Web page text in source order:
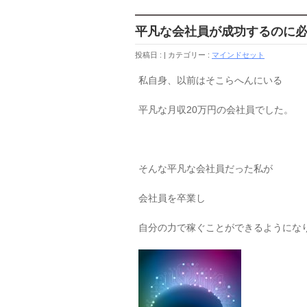
平凡な会社員が成功するのに
投稿日 : カテゴリー : マインドセット
私自身、以前はそこらへんにいる
平凡な月収20万円の会社員でした。
そんな平凡な会社員だった私が
会社員を卒業し
自分の力で稼ぐことができるようにな